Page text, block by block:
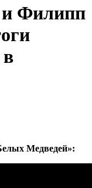
и Филипп
Медведей»: